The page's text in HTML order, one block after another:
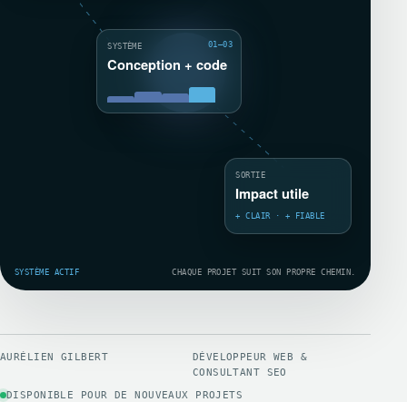
01—03
SYSTÈME
Conception + code
SORTIE
Impact utile
+ CLAIR · + FIABLE
SYSTÈME ACTIF CHAQUE PROJET SUIT SON PROPRE CHEMIN.
AURÉLIEN GILBERT
DÉVELOPPEUR WEB &
CONSULTANT SEO
DISPONIBLE POUR DE NOUVEAUX PROJETS